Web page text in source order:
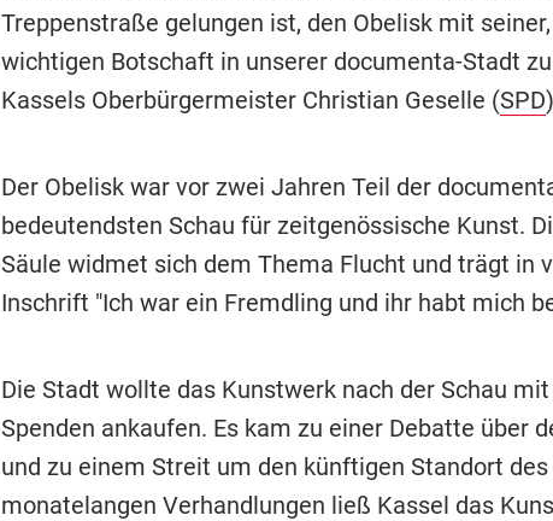
Treppenstraße gelungen ist, den Obelisk mit
wichtigen Botschaft in unserer documenta-Stadt
Kassels Oberbürgermeister Christian Geselle (SPD
Der Obelisk war vor zwei Jahren Teil der
bedeutendsten Schau für zeitgenössische Kunst.
Säule widmet sich dem Thema Flucht und trägt in
Inschrift "Ich war ein Fremdling und ihr habt mich
Die Stadt wollte das Kunstwerk nach der Schau mit
Spenden ankaufen. Es kam zu einer Debatte über
und zu einem Streit um den künftigen Standort des
monatelangen Verhandlungen ließ Kassel das